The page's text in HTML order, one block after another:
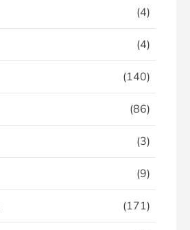
(4)
(4)
(140)
(86)
(3)
(9)
(171)